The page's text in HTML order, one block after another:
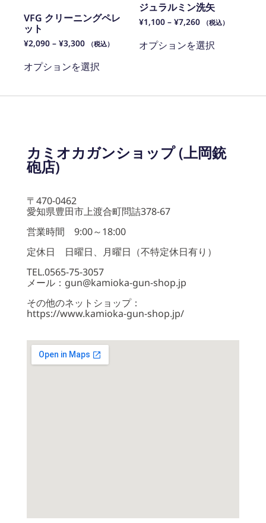
VFG クリーニングペレ
ット
¥2,090 – ¥3,300 （税込）
オプションを選択
ジュラルミン洗矢
¥1,100 – ¥7,260 （税込）
オプションを選択
カミオカガンショップ (上岡銃
砲店)
〒470-0462
愛知県豊田市上渡合町問詰378-67
営業時間 9:00～18:00
定休日 日曜日、月曜日（不特定休日有り）
TEL.0565-75-3057
メール：gun@kamioka-gun-shop.jp
その他のネットショップ：
https://www.kamioka-gun-shop.jp/